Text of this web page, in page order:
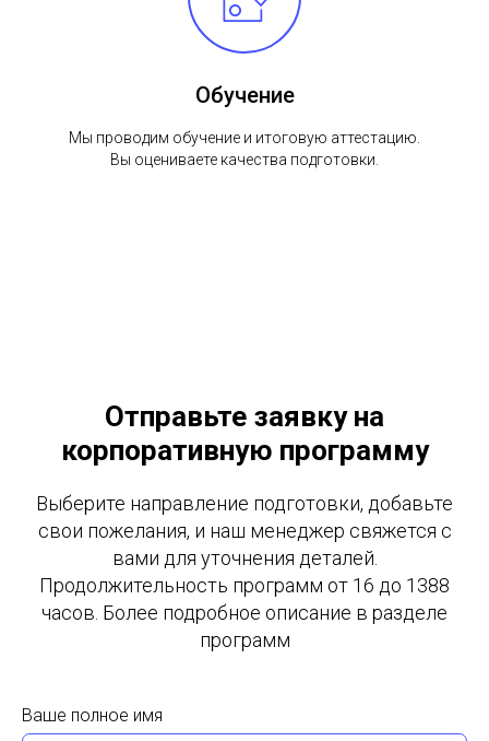
Обучение
Мы проводим обучение и итоговую аттестацию.
Вы оцениваете качества подготовки.
Отправьте заявку на
корпоративную программу
Выберите направление подготовки, добавьте
свои пожелания, и наш менеджер свяжется с
вами для уточнения деталей.
Продолжительность программ от 16 до 1388
часов. Более подробное описание в разделе
программ
Ваше полное имя